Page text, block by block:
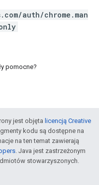
auth/chrome.man
pomocne?
jest objęta licencją Creative
kodu są dostępne na
na ten temat zawierają
. Java jest zastrzeżonym
stowarzyszonych.